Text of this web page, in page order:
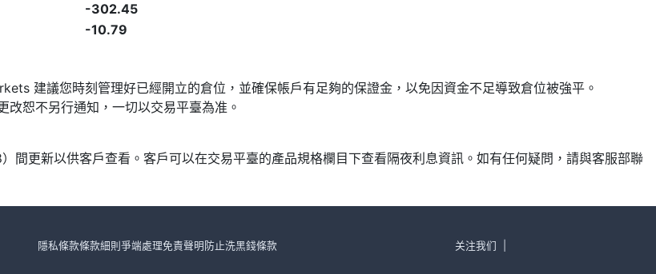
-302.45
-10.79
建議您時刻管理好已經開立的倉位，並確保帳戶有足夠的保證金，以免因資金不足導致倉位被強平。
恕不另行通知，一切以交易平臺為准。
更新以供客戶查看。客戶可以在交易平臺的產品規格欄目下查看隔夜利息資訊。如有任何疑問，請與客服部聯
隱私條款條款細則 爭端處理免責聲明 防止洗黑錢條款 关注我们